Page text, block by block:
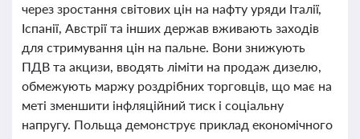
через зростання світових цін на нафту уряди Італії,
Іспанії, Австрії та інших держав вживають заходів
для стримування цін на пальне. Вони знижують
ПДВ та акцизи, вводять ліміти на продаж дизелю,
обмежують маржу роздрібних торговців, що має на
меті зменшити інфляційний тиск і соціальну
напругу. Польща демонструє приклад економічного